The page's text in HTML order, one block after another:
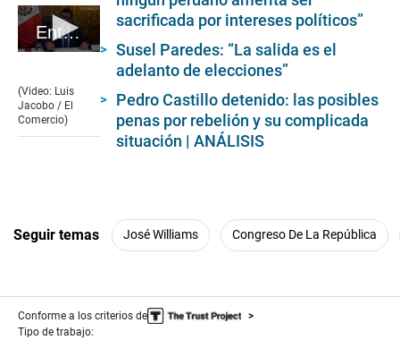
Entrevista a José Williams. II
of
3
minutes,
(Video: Luis
Jacobo / El
Comercio)
sacrificada por intereses políticos”
Susel Paredes: “La salida es el
adelanto de elecciones”
Pedro Castillo detenido: las posibles
penas por rebelión y su complicada
situación | ANÁLISIS
Seguir temas José Williams Congreso De La República
Conforme a los criterios de
Tipo de trabajo: